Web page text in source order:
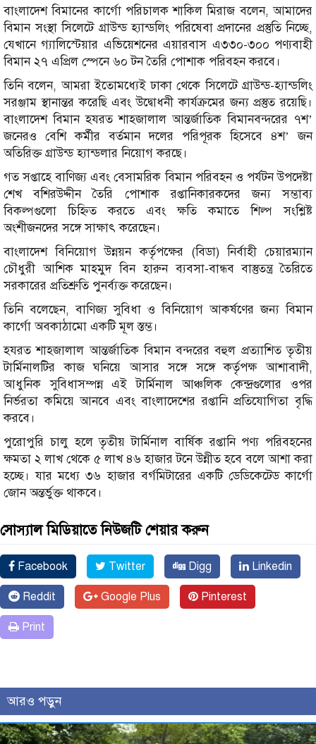
বাংলাদেশ বিমানের কার্গো পরিচালক শাকিল মিরাজ বলেন, আমাদের
বিমান সংস্থা সিলেটে গ্রাউন্ড হ্যান্ডলিং পরিষেবা প্রদানের প্রস্তুতি নিচ্ছে,
যেখানে গ্যালিস্টেয়ার এভিয়েশনের এয়ারবাস এ৩৩০-৩০০ পণ্যবাহী
বিমান ২৭ এপ্রিল স্পেনে ৬০ টন তৈরি পোশাক পরিবহন করবে।
তিনি বলেন, আমরা ইতোমধ্যেই ঢাকা থেকে সিলেটে গ্রাউন্ড-হ্যান্ডলিং
সরঞ্জাম স্থানান্তর করেছি এবং উদ্বোধনী কার্যক্রমের জন্য প্রস্তুত রয়েছি।
বাংলাদেশ বিমান হযরত শাহজালাল আন্তর্জাতিক বিমানবন্দরের ৭শ’
জনেরও বেশি কর্মীর বর্তমান দলের পরিপূরক হিসেবে ৪শ’ জন
অতিরিক্ত গ্রাউন্ড হ্যান্ডলার নিয়োগ করছে।
গত সপ্তাহে বাণিজ্য এবং বেসামরিক বিমান পরিবহন ও পর্যটন উপদেষ্টা
শেখ বশিরউদ্দীন তৈরি পোশাক রপ্তানিকারকদের জন্য সম্ভাব্য
বিকল্পগুলো চিহ্নিত করতে এবং ক্ষতি কমাতে শিল্প সংশ্লিষ্ট
অংশীজনদের সঙ্গে সাক্ষাৎ করেছেন।
বাংলাদেশ বিনিয়োগ উন্নয়ন কর্তৃপক্ষের (বিডা) নির্বাহী চেয়ারম্যান
চৌধুরী আশিক মাহমুদ বিন হারুন ব্যবসা-বান্ধব বাস্তুতন্ত্র তৈরিতে
সরকারের প্রতিশ্রুতি পুনর্ব্যক্ত করেছেন।
তিনি বলেছেন, বাণিজ্য সুবিধা ও বিনিয়োগ আকর্ষণের জন্য বিমান
কার্গো অবকাঠামো একটি মূল স্তম্ভ।
হযরত শাহজালাল আন্তর্জাতিক বিমান বন্দরের বহুল প্রত্যাশিত তৃতীয়
টার্মিনালটির কাজ ঘনিয়ে আসার সঙ্গে সঙ্গে কর্তৃপক্ষ আশাবাদী,
আধুনিক সুবিধাসম্পন্ন এই টার্মিনাল আঞ্চলিক কেন্দ্রগুলোর ওপর
নির্ভরতা কমিয়ে আনবে এবং বাংলাদেশের রপ্তানি প্রতিযোগিতা বৃদ্ধি
করবে।
পুরোপুরি চালু হলে তৃতীয় টার্মিনাল বার্ষিক রপ্তানি পণ্য পরিবহনের
ক্ষমতা ২ লাখ থেকে ৫ লাখ ৪৬ হাজার টনে উন্নীত হবে বলে আশা করা
হচ্ছে। যার মধ্যে ৩৬ হাজার বর্গমিটারের একটি ডেডিকেটেড কার্গো
জোন অন্তর্ভুক্ত থাকবে।
সোস্যাল মিডিয়াতে নিউজটি শেয়ার করুন
Facebook Twitter Digg Linkedin
Reddit Google Plus Pinterest
Print
আরও পড়ুন